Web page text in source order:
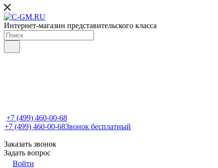
Интернет-магазин представительского класса
+7 (499) 460-00-68
+7 (499) 460-00-68Звонок бесплатный
Заказать звонок
Задать вопрос
Войти